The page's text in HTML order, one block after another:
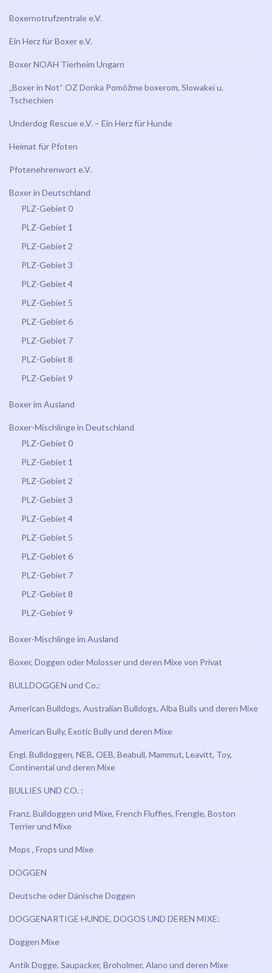
Boxernotrufzentrale e.V.
Ein Herz für Boxer e.V.
Boxer NOAH Tierheim Ungarn
„Boxer in Not“ OZ Donka Pomôžme boxerom, Slowakei u.
Tschechien
Underdog Rescue e.V. – Ein Herz für Hunde
Heimat für Pfoten
Pfotenehrenwort e.V.
Boxer in Deutschland
PLZ-Gebiet 0
PLZ-Gebiet 1
PLZ-Gebiet 2
PLZ-Gebiet 3
PLZ-Gebiet 4
PLZ-Gebiet 5
PLZ-Gebiet 6
PLZ-Gebiet 7
PLZ-Gebiet 8
PLZ-Gebiet 9
Boxer im Ausland
Boxer-Mischlinge in Deutschland
PLZ-Gebiet 0
PLZ-Gebiet 1
PLZ-Gebiet 2
PLZ-Gebiet 3
PLZ-Gebiet 4
PLZ-Gebiet 5
PLZ-Gebiet 6
PLZ-Gebiet 7
PLZ-Gebiet 8
PLZ-Gebiet 9
Boxer-Mischlinge im Ausland
Boxer, Doggen oder Molosser und deren Mixe von Privat
BULLDOGGEN und Co.:
American Bulldogs, Australian Bulldogs, Alba Bulls und deren Mixe
American Bully, Exotic Bully und deren Mixe
Engl. Bulldoggen, NEB, OEB, Beabull, Mammut, Leavitt, Toy,
Continental und deren Mixe
BULLIES UND CO. :
Franz. Bulldoggen und Mixe, French Fluffies, Frengle, Boston
Terrier und Mixe
Mops , Frops und Mixe
DOGGEN
Deutsche oder Dänische Doggen
DOGGENARTIGE HUNDE, DOGOS UND DEREN MIXE:
Doggen Mixe
Antik Dogge, Saupacker, Broholmer, Alano und deren Mixe